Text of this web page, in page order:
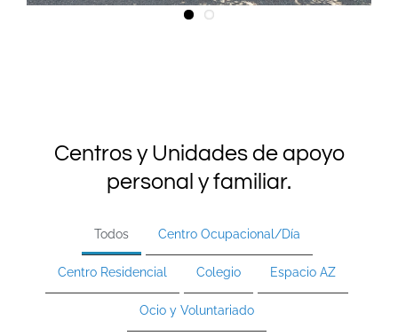
Centros y Unidades de apoyo
personal y familiar.
Todos Centro Ocupacional/Día
Centro Residencial Colegio Espacio AZ
Ocio y Voluntariado